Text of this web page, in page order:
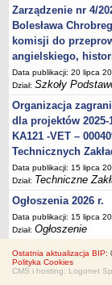
Zarządzenie nr 4/
Bolesława
komisji do
angielskiego,
Data publikacji: 20 lipca
Dział:Szkoły
Organizacja
dla projektów 2025-
KA121 -VET –
Technicznych
Data publikacji: 15 lipca
Dział: Techniczne
Ogłoszenia 2026 r.
Data publikacji: 15 lipca
Dział:Ogłoszenie
Ostatnia aktualizacja BIP:
Polityka Cookies
CMS i hosting: Logonet